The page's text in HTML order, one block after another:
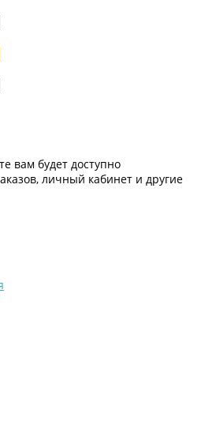
вам будет доступно
личный кабинет и другие